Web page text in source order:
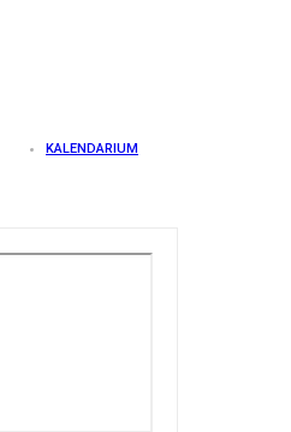
KALENDARIUM